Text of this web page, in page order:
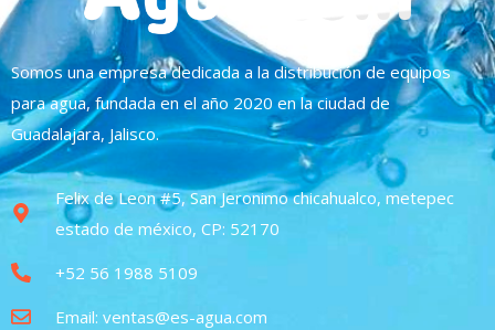
Somos una empresa dedicada a la distribución de equipos
para agua, fundada en el año 2020 en la ciudad de
Guadalajara, Jalisco.
Felix de Leon #5, San Jeronimo chicahualco, metepec
estado de méxico, CP: 52170
+52 56 1988 5109
Email: ventas@es-agua.com